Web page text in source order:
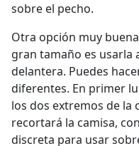
sobre el pecho.
Otra opción muy
gran tamaño es usarla
delantera. Puedes
diferentes. En primer
los dos extremos de la
recortará la camisa,
discreta para usar